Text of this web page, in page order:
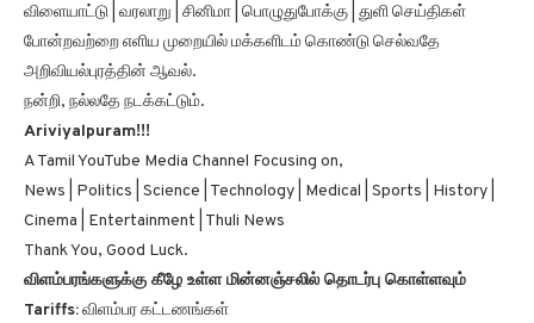
விளையாட்டு | வரலாறு | சினிமா | பொழுதுபோக்கு | துளி செய்திகள்
போன்றவற்றை எளிய முறையில் மக்களிடம் கொண்டு செல்வதே
அறிவியல்புரத்தின் ஆவல்.
நன்றி, நல்லதே நடக்கட்டும்.
Ariviyalpuram!!!
A Tamil YouTube Media Channel Focusing on,
News | Politics | Science | Technology | Medical | Sports | History |
Cinema | Entertainment | Thuli News
Thank You, Good Luck.
விளம்பரங்களுக்கு கீழே உள்ள மின்னஞ்சலில் தொடர்பு கொள்ளவும்
Tariffs:விளம்பர கட்டணங்கள்